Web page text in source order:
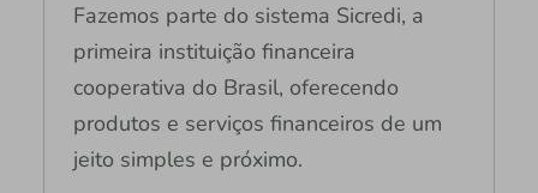
Fazemos parte do sistema Sicredi, a
primeira instituição financeira
cooperativa do Brasil, oferecendo
produtos e serviços financeiros de um
jeito simples e próximo.